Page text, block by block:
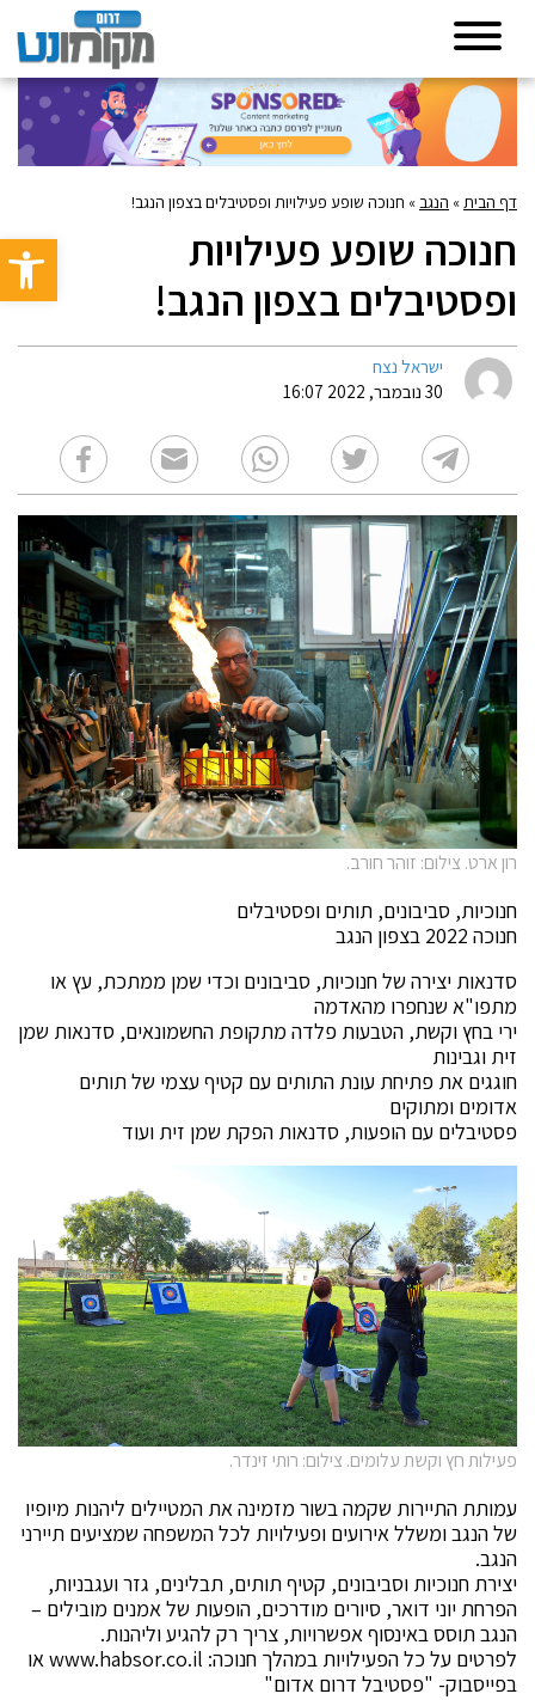
פתח
דף הבית» הנגב» חנוכה שופע פעילויות ופסטיבלים בצפון הנגב!
חנוכה שופע פעילויות
ופסטיבלים בצפון הנגב!
ישראל נצח
30 נובמבר, 2022 16:07
רון ארט. צילום: זוהר חורב.
חנוכיות, סביבונים, תותים ופסטיבלים
חנוכה 2022 בצפון הנגב
סדנאות יצירה של חנוכיות, סביבונים וכדי שמן ממתכת, עץ או
מתפו"א שנחפרו מהאדמה
ירי בחץ וקשת, הטבעות פלדה מתקופת החשמונאים, סדנאות שמן
זית וגבינות
חוגגים את פתיחת עונת התותים עם קטיף עצמי של תותים
אדומים ומתוקים
פסטיבלים עם הופעות, סדנאות הפקת שמן זית ועוד
פעילות חץ וקשת עלומים. צילום: רותי זינדר.
עמותת התיירות שקמה בשור מזמינה את המטיילים ליהנות מיופיו
של הנגב ומשלל אירועים ופעילויות לכל המשפחה שמציעים תיירני
הנגב.
יצירת חנוכיות וסביבונים, קטיף תותים, תבלינים, גזר ועגבניות,
הפרחת יוני דואר, סיורים מודרכים, הופעות של אמנים מובילים –
הנגב תוסס באינסוף אפשרויות, צריך רק להגיע וליהנות.
לפרטים על כל הפעילויות במהלך חנוכה: www.habsor.co.il או
בפייסבוק- "פסטיבל דרום אדום"